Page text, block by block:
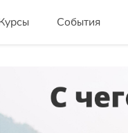
События